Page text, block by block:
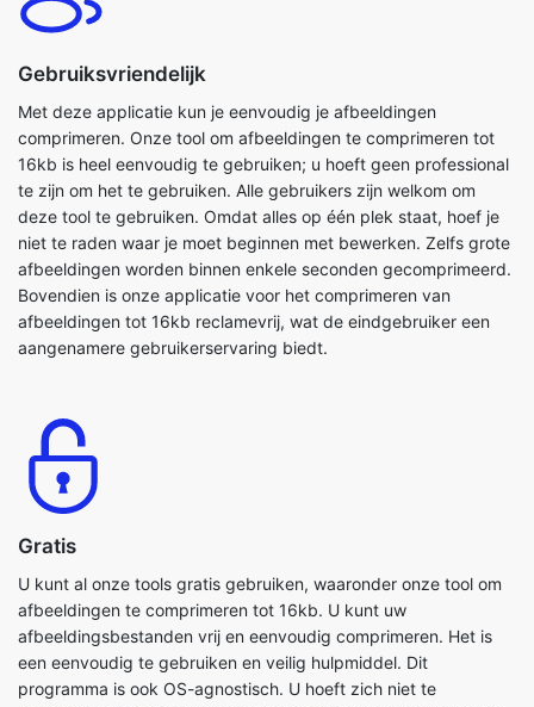
Met deze applicatie kun je eenvoudig je afbeeldingen
16kb is heel eenvoudig te gebruiken; u hoeft geen professional
deze tool te gebruiken. Omdat alles op één plek staat, hoef je
niet te raden waar je moet beginnen met bewerken. Zelfs grote
afbeeldingen worden binnen enkele seconden gecomprimeerd.
Bovendien is onze applicatie voor het comprimeren van
afbeeldingen tot 16kb reclamevrij, wat de eindgebruiker een
aangenamere gebruikerservaring biedt.
Gratis
U kunt al onze tools gratis gebruiken, waaronder onze tool om
afbeeldingen te comprimeren tot 16kb. U kunt uw
afbeeldingsbestanden vrij en eenvoudig comprimeren. Het is
programma is ook OS-agnostisch. U hoeft zich niet te
registreren of aan te melden om de tool voor het comprimeren
van afbeeldingen tot 16kb te gebruiken. Je kunt je
afbeeldingen zo vaak comprimeren tot 16kb als je wilt.